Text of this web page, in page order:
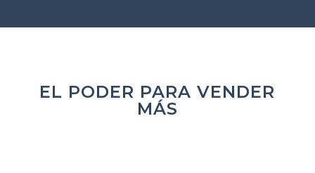
EL PODER PARA VENDER
MÁS